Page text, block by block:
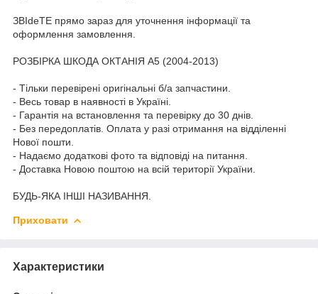
ЗВІdeТЕ прямо зараз для уточнення інформації та
оформлення замовлення.
РОЗБІРКА ШКОДА ОКТАНІЯ A5 (2004-2013)
- Тільки перевірені оригінальні б/а запчастини.
- Весь товар в наявності в Україні.
- Гарантія на встановлення та перевірку до 30 днів.
- Без передоплатів. Оплата у разі отримання на відділенні
Нової пошти.
- Надаємо додаткові фото та відповіді на питання.
- Доставка Новою поштою на всій території України.
БУДЬ-ЯКА ІНШІ НАЗИВАННЯ.
Приховати
Характеристики